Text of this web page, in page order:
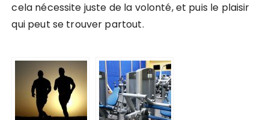
cela nécessite juste de la volonté, et puis le plaisir
qui peut se trouver partout.